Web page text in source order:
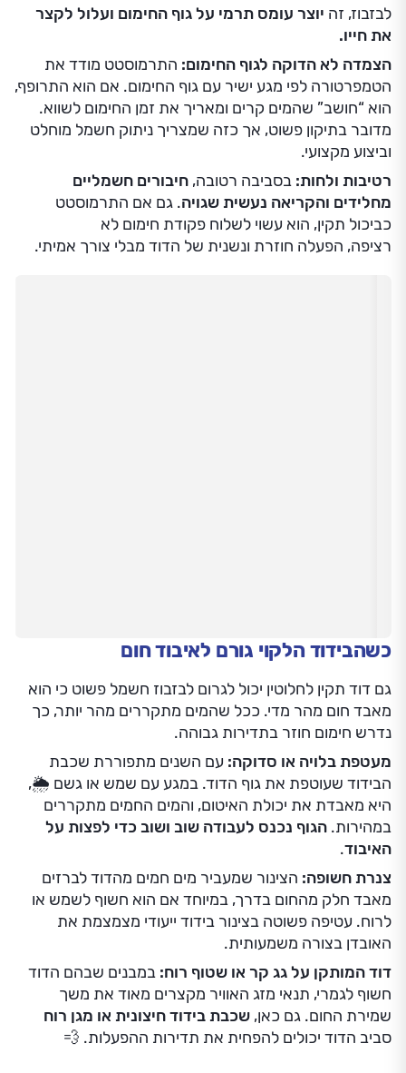
לבזבוז, זה יוצר עומס תרמי על גוף החימום ועלול לקצר
את חייו.
הצמדה לא הדוקה לגוף החימום: התרמוסטט מודד את
הטמפרטורה לפי מגע ישיר עם גוף החימום. אם הוא התרופף,
הוא “חושב” שהמים קרים ומאריך את זמן החימום לשווא.
מדובר בתיקון פשוט, אך כזה שמצריך ניתוק חשמל מוחלט
וביצוע מקצועי.
רטיבות ולחות: בסביבה רטובה, חיבורים חשמליים
מחלידים והקריאה נעשית שגויה. גם אם התרמוסטט
כביכול תקין, הוא עשוי לשלוח פקודת חימום לא
רציפה, הפעלה חוזרת ונשנית של הדוד מבלי צורך אמיתי.
הבידוד שעוטפת את גוף הדוד. במגע עם שמש או גשם 🌦️,
היא מאבדת את יכולת האיטום, והמים החמים מתקררים
במהירות.הגוף נכנס לעבודה שוב ושוב כדי לפצות על
האיבוד .
צנרת חשופה:
מאבד חלק מהחום בדרך, במיוחד אם הוא חשוף לשמש או
לרוח. עטיפה פשוטה בצינור בידוד ייעודי מצמצמת את
האובדן בצורה משמעותית.
דוד המותקן על גג קר או שטוף רוח:
חשוף לגמרי, תנאי מזג האוויר מקצרים מאוד את משך
שמירת החום. גם כאן,שכבת בידוד חיצונית או מגן רוח
סביב הדוד יכולים להפחית את תדירות ההפעלות. 💨
כשהשימוש היומיומי אינו יעיל
טעויות שימוש יומיומיות מצטברות לבזבוז של מאות שעות
חימום בשנה. ההרגלים הקטנים הם אלה שעושים את
ההבדל הגדול.